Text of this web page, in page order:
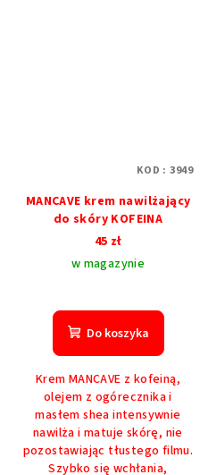
MANCAVE krem ​​nawilżający
do skóry KOFEINA
45 zł
w magazynie
Do koszyka
Krem MANCAVE z kofeiną,
olejem z ogórecznika i
masłem shea intensywnie
nawilża i matuje skórę, nie
pozostawiając tłustego filmu.
Szybko się wchłania,
KOD : 3949